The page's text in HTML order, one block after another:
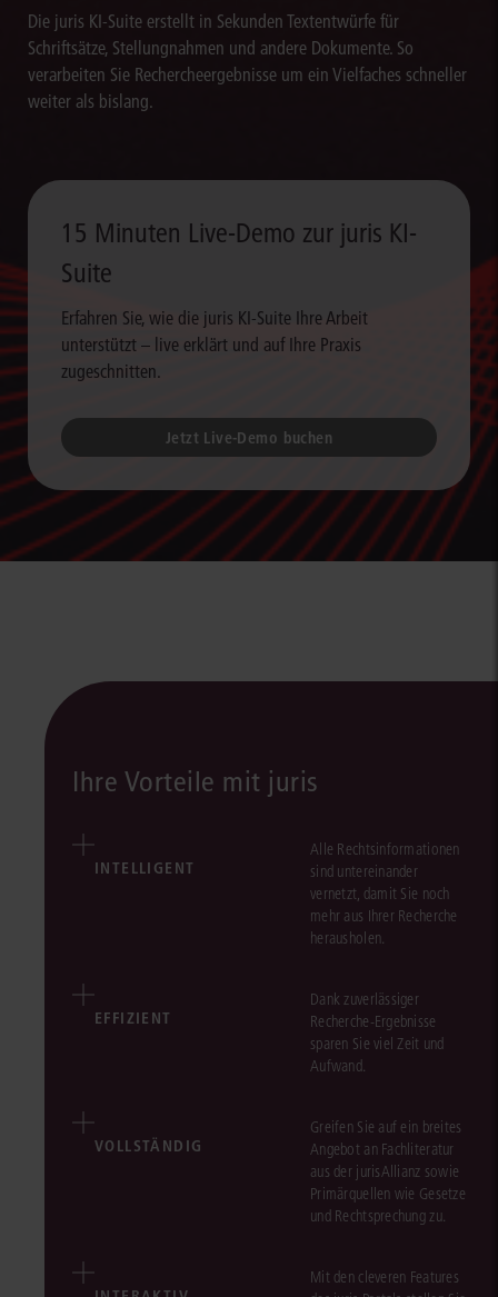
Die juris KI-Suite erstellt in Sekunden Textentwürfe für
Schriftsätze, Stellungnahmen und andere Dokumente. So
verarbeiten Sie Rechercheergebnisse um ein Vielfaches schneller
weiter als bislang.
15 Minuten Live-Demo zur juris KI-
Suite
Erfahren Sie, wie die juris KI-Suite Ihre Arbeit
unterstützt – live erklärt und auf Ihre Praxis
zugeschnitten.
Jetzt Live-Demo buchen
Ihre Vorteile mit juris
INTELLIGENT
Alle Rechtsinformationen
sind untereinander
vernetzt, damit Sie noch
mehr aus Ihrer Recherche
herausholen.
EFFIZIENT
Dank zuverlässiger
Recherche-Ergebnisse
sparen Sie viel Zeit und
Aufwand.
VOLLSTÄNDIG
Greifen Sie auf ein breites
Angebot an Fachliteratur
aus der jurisAllianz sowie
Primärquellen wie Gesetze
und Rechtsprechung zu.
Mit den cleveren Features